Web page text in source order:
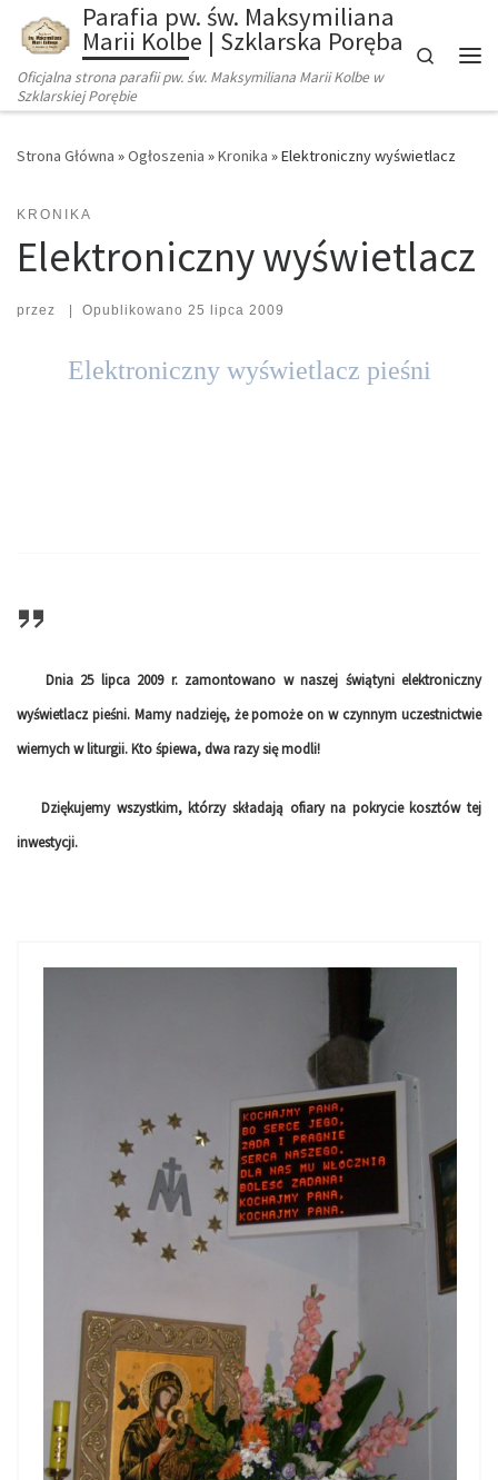
Parafia pw. św. Maksymiliana
Marii Kolbe | Szklarska Poręba
Oficjalna strona parafii pw. św. Maksymiliana Marii Kolbe w
Szklarskiej Porębie
Search
Strona Główna »Ogłoszenia »Kronika »Elektroniczny wyświetlacz
KRONIKA
Elektroniczny wyświetlacz
przez Opublikowano 25 lipca 2009
Elektroniczny wyświetlacz pieśni
Dnia 25 lipca 2009 r. zamontowano w naszej świątyni elektroniczny
wyświetlacz pieśni. Mamy nadzieję, że pomoże on w czynnym uczestnictwie
wiernych w liturgii. Kto śpiewa, dwa razy się modli!
Dziękujemy wszystkim, którzy składają ofiary na pokrycie kosztów tej
inwestycji.